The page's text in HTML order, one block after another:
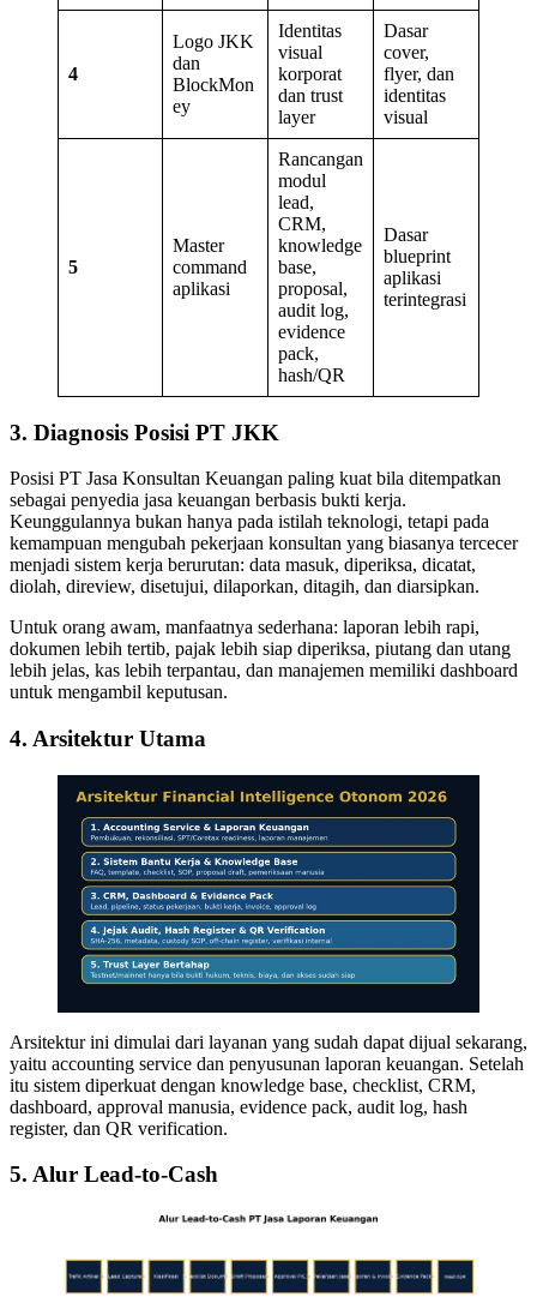
4
Logo JKK
dan
BlockMon
ey
Identitas
visual
korporat
dan trust
layer
Dasar
cover,
flyer, dan
identitas
visual
5
Master
command
aplikasi
Rancangan
modul
lead,
CRM,
knowledge
base,
proposal,
audit log,
evidence
pack,
hash/QR
Dasar
blueprint
aplikasi
terintegrasi
3. Diagnosis Posisi PT JKK
Posisi PT Jasa Konsultan Keuangan paling kuat bila ditempatkan
sebagai penyedia jasa keuangan berbasis bukti kerja.
Keunggulannya bukan hanya pada istilah teknologi, tetapi pada
kemampuan mengubah pekerjaan konsultan yang biasanya tercecer
menjadi sistem kerja berurutan: data masuk, diperiksa, dicatat,
diolah, direview, disetujui, dilaporkan, ditagih, dan diarsipkan.
Untuk orang awam, manfaatnya sederhana: laporan lebih rapi,
dokumen lebih tertib, pajak lebih siap diperiksa, piutang dan utang
lebih jelas, kas lebih terpantau, dan manajemen memiliki dashboard
untuk mengambil keputusan.
4. Arsitektur Utama
Arsitektur ini dimulai dari layanan yang sudah dapat dijual sekarang,
yaitu accounting service dan penyusunan laporan keuangan. Setelah
itu sistem diperkuat dengan knowledge base, checklist, CRM,
dashboard, approval manusia, evidence pack, audit log, hash
register, dan QR verification.
5. Alur Lead-to-Cash